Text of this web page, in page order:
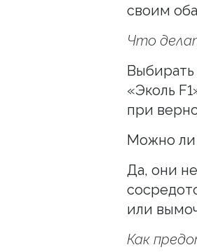
своим
Что
«Эколь
при
Можно ли
Да, они
или
Как